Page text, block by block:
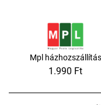
Mpl házhozszállítás
1.990 Ft